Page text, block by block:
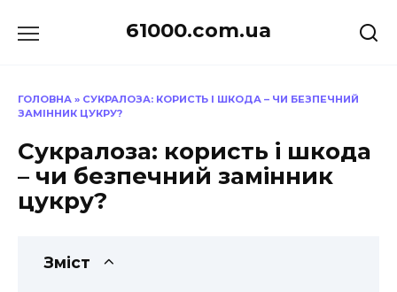
до
61000.com.ua
ГОЛОВНА » СУКРАЛОЗА: КОРИСТЬ І ШКОДА – ЧИ БЕЗПЕЧНИЙ
ЗАМІННИК ЦУКРУ?
Сукралоза: користь і шкода
– чи безпечний замінник
цукру?
Зміст